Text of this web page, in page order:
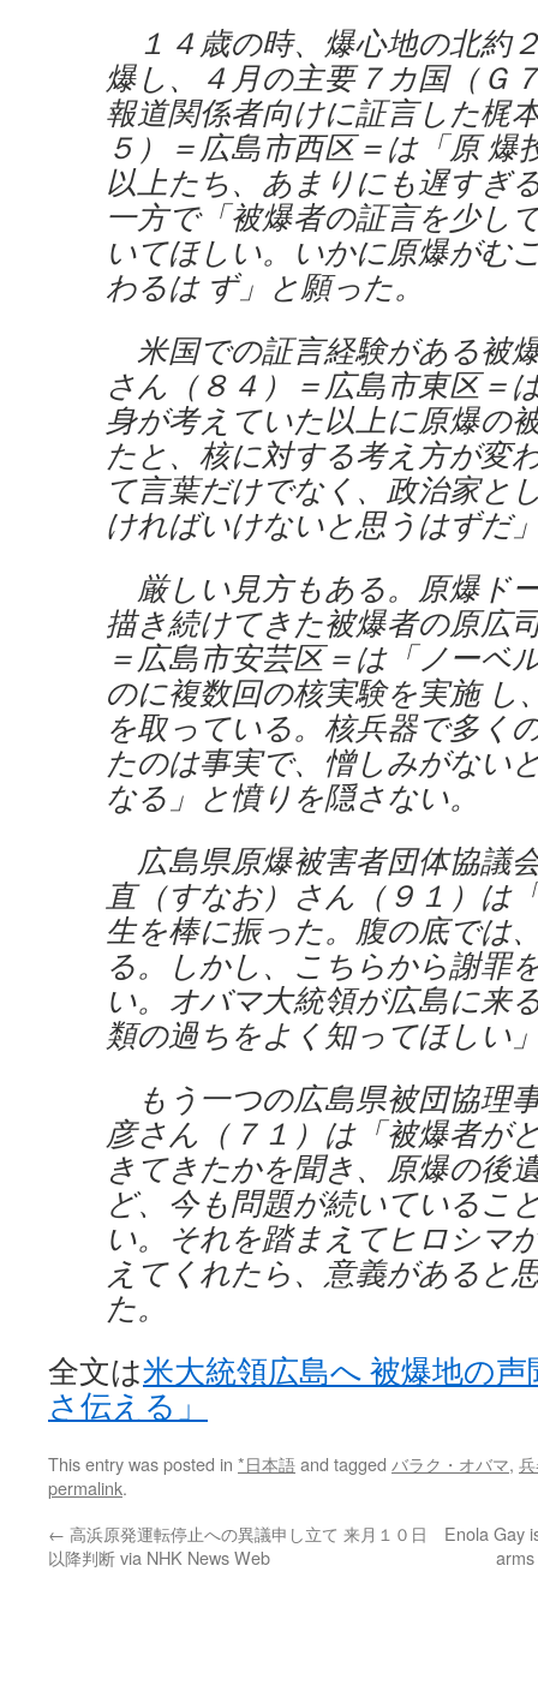
１４歳の時、爆心地の北約
爆し、４月の主要７カ国（Ｇ
報道関係者向けに証言した梶
５）＝広島市西区＝は「原 爆
以上たち、あまりにも遅すぎ
一方で「被爆者の証言を少し
いてほしい。いかに原爆がむ
わるは ず」と願った。
米国での証言経験がある被
さん（８４）＝広島市東区＝
身が考えていた以上に原爆の
たと、核に対する考え方が変
て言葉だけでなく、政治家と
ければいけないと思うはずだ
厳しい見方もある。原爆ド
描き続けてきた被爆者の原広
＝広島市安芸区＝は「ノーベ
のに複数回の核実験を実施 し
を取っている。核兵器で多く
たのは事実で、憎しみがない
なる」と憤りを隠さない。
広島県原爆被害者団体協議
直（すなお）さん（９１）は
生を棒に振った。腹の底では
る。しかし、こちらから謝罪
い。オバマ大統領が広島に来
類の過ちをよく知ってほしい
もう一つの広島県被団協理
彦さん（７１）は「被爆者が
きてきたかを聞き、原爆の後
ど、今も問題が続いているこ
い。それを踏まえてヒロシマ
えてくれたら、意義があると
た。
全文は米大統領広島へ 被爆地の
さ伝える」
This entry was posted in *日本語and tagged バラク・オバマ,
permalink.
← 高浜原発運転停止への異議申し立て 来月１０日
以降判断 via NHK News Web
Enola Gay